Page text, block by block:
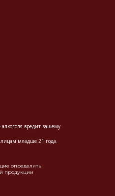
вредит вашему
младше 21 года.
определить
продукции